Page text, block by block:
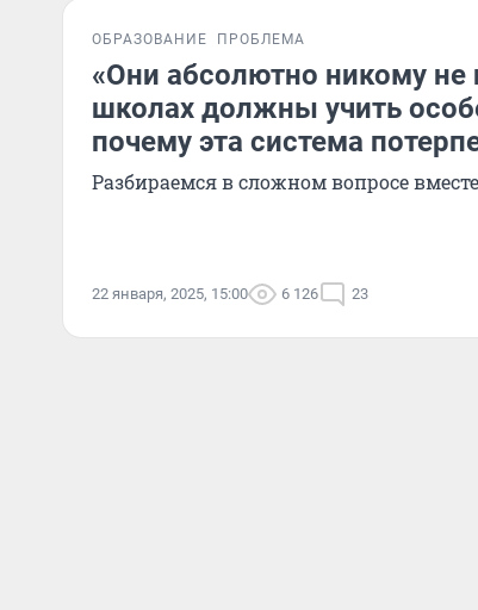
ОБРАЗОВАНИЕ ПРОБЛЕМА
«Они абсолютно никому
школах должны учить
почему эта система
Разбираемся в сложном вопросе
22 января, 2025, 15:00 6 126 23